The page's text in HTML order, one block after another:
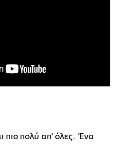
πιο πολύ απ' όλες. Ένα